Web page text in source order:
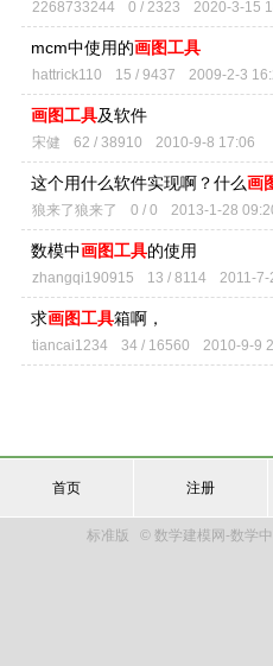
2268733244 0 / 2323 2020-3-15
mcm中使用的画图工具
hattrick110 15 / 9437 2009-2-3
画图工具及软件
宋健 62 / 38910 2010-9-8 17:06
这个用什么软件实现啊？什么画
狼来了狼来了 0 / 0 2013-1-28
数模中画图工具的使用
zhangqi190915 13 / 8114 2011-7-
求画图工具箱啊，
tiancai1234 34 / 16560 2010-9-9
首页 注册
标准版 © 数学建模网-数学